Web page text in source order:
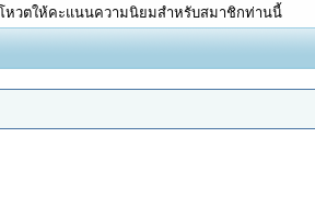
หวตให้คะแนนความนิยมสำหรับสมาชิกท่านนี้